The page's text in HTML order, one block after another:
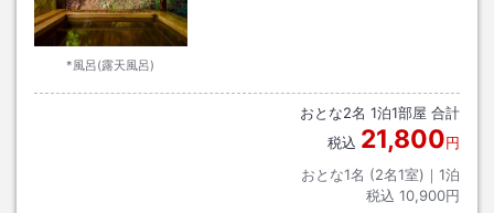
*風呂(露天風呂)
おとな2名 1泊1部屋 合計
税込 21,800円
おとな1名 (2名1室)｜ 1泊
税込 10,900円